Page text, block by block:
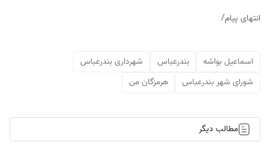
انتهای پیام/
اسماعیل بواشه بندرعباس
شهرداری بندرعباس
شورای شهر بندرعباس
هرمزگان من
مطالب دیگر